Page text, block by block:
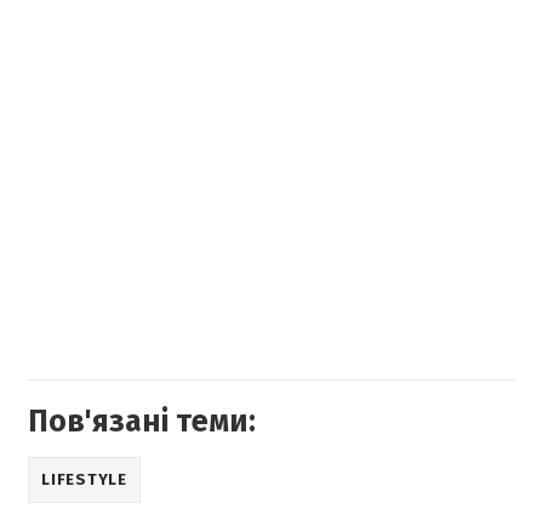
Пов'язані теми:
LIFESTYLE